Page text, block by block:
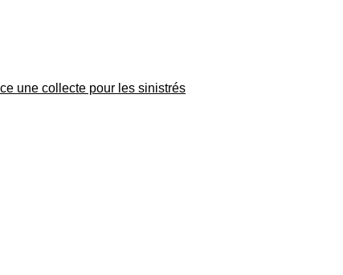
une collecte pour les sinistrés